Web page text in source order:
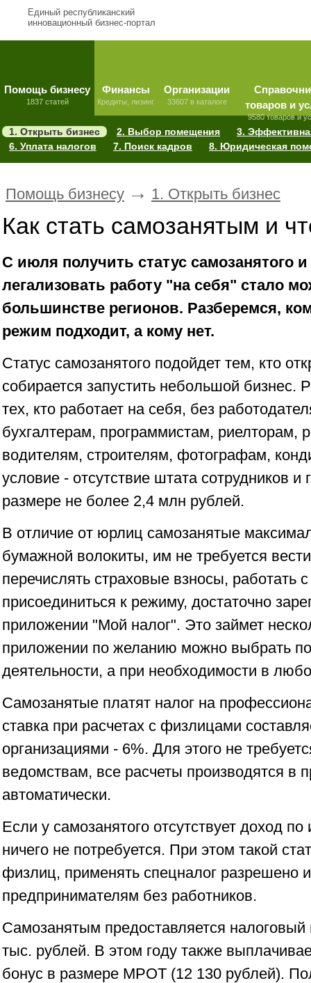
Единый республиканский
инновационный бизнес-портал
Помощь бизнесу
1837 статей
Финансы
Кредиты, лизинг
Организации
33607 в каталоге
товаров и
9580 товаров и
1. Открыть бизнес 2. Выбор помещения
3.
6. Уплата налогов
7. Поиск кадров 8. Юридическая
Помощь бизнесу → 1. Открыть бизнес
Как стать самозанятым и
С июля получить статус самозанятого
легализовать работу "на себя" стало
большинстве регионов. Разберемся,
режим подходит, а кому нет.
Статус самозанятого подойдет тем, кто
собирается запустить небольшой бизнес.
тех, кто работает на себя, без
бухгалтерам, программистам, риелторам,
водителям, строителям, фотографам,
условие - отсутствие штата сотрудников и
размере не более 2,4 млн рублей.
В отличие от юрлиц самозанятые
бумажной волокиты, им не требуется
перечислять страховые взносы, работать
присоединиться к режиму, достаточно
приложении "Мой налог". Это займет
приложении по желанию можно выбрать
деятельности, а при необходимости в
Самозанятые платят налог на
ставка при расчетах с физлицами
организациями - 6%. Для этого не
ведомствам, все расчеты производятся в
автоматически.
Если у самозанятого отсутствует доход по
ничего не потребуется. При этом такой
физлиц, применять спецналог разрешено
предпринимателям без работников.
Самозанятым предоставляется
тыс. рублей. В этом году также
бонус в размере МРОТ (12 130 рублей).